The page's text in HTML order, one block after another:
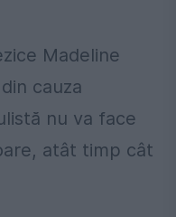
Madeline
cauza
nu va face
atât timp cât